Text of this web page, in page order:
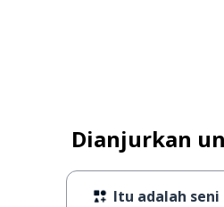
Dianjurkan
Itu adalah seni